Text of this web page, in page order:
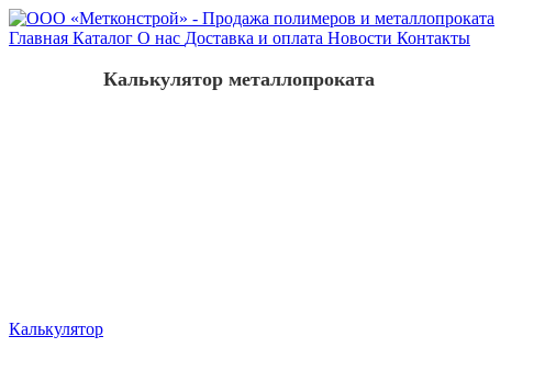
Главная Каталог О нас Доставка и оплата Новости Контакты
Калькулятор
Калькулятор металлопроката